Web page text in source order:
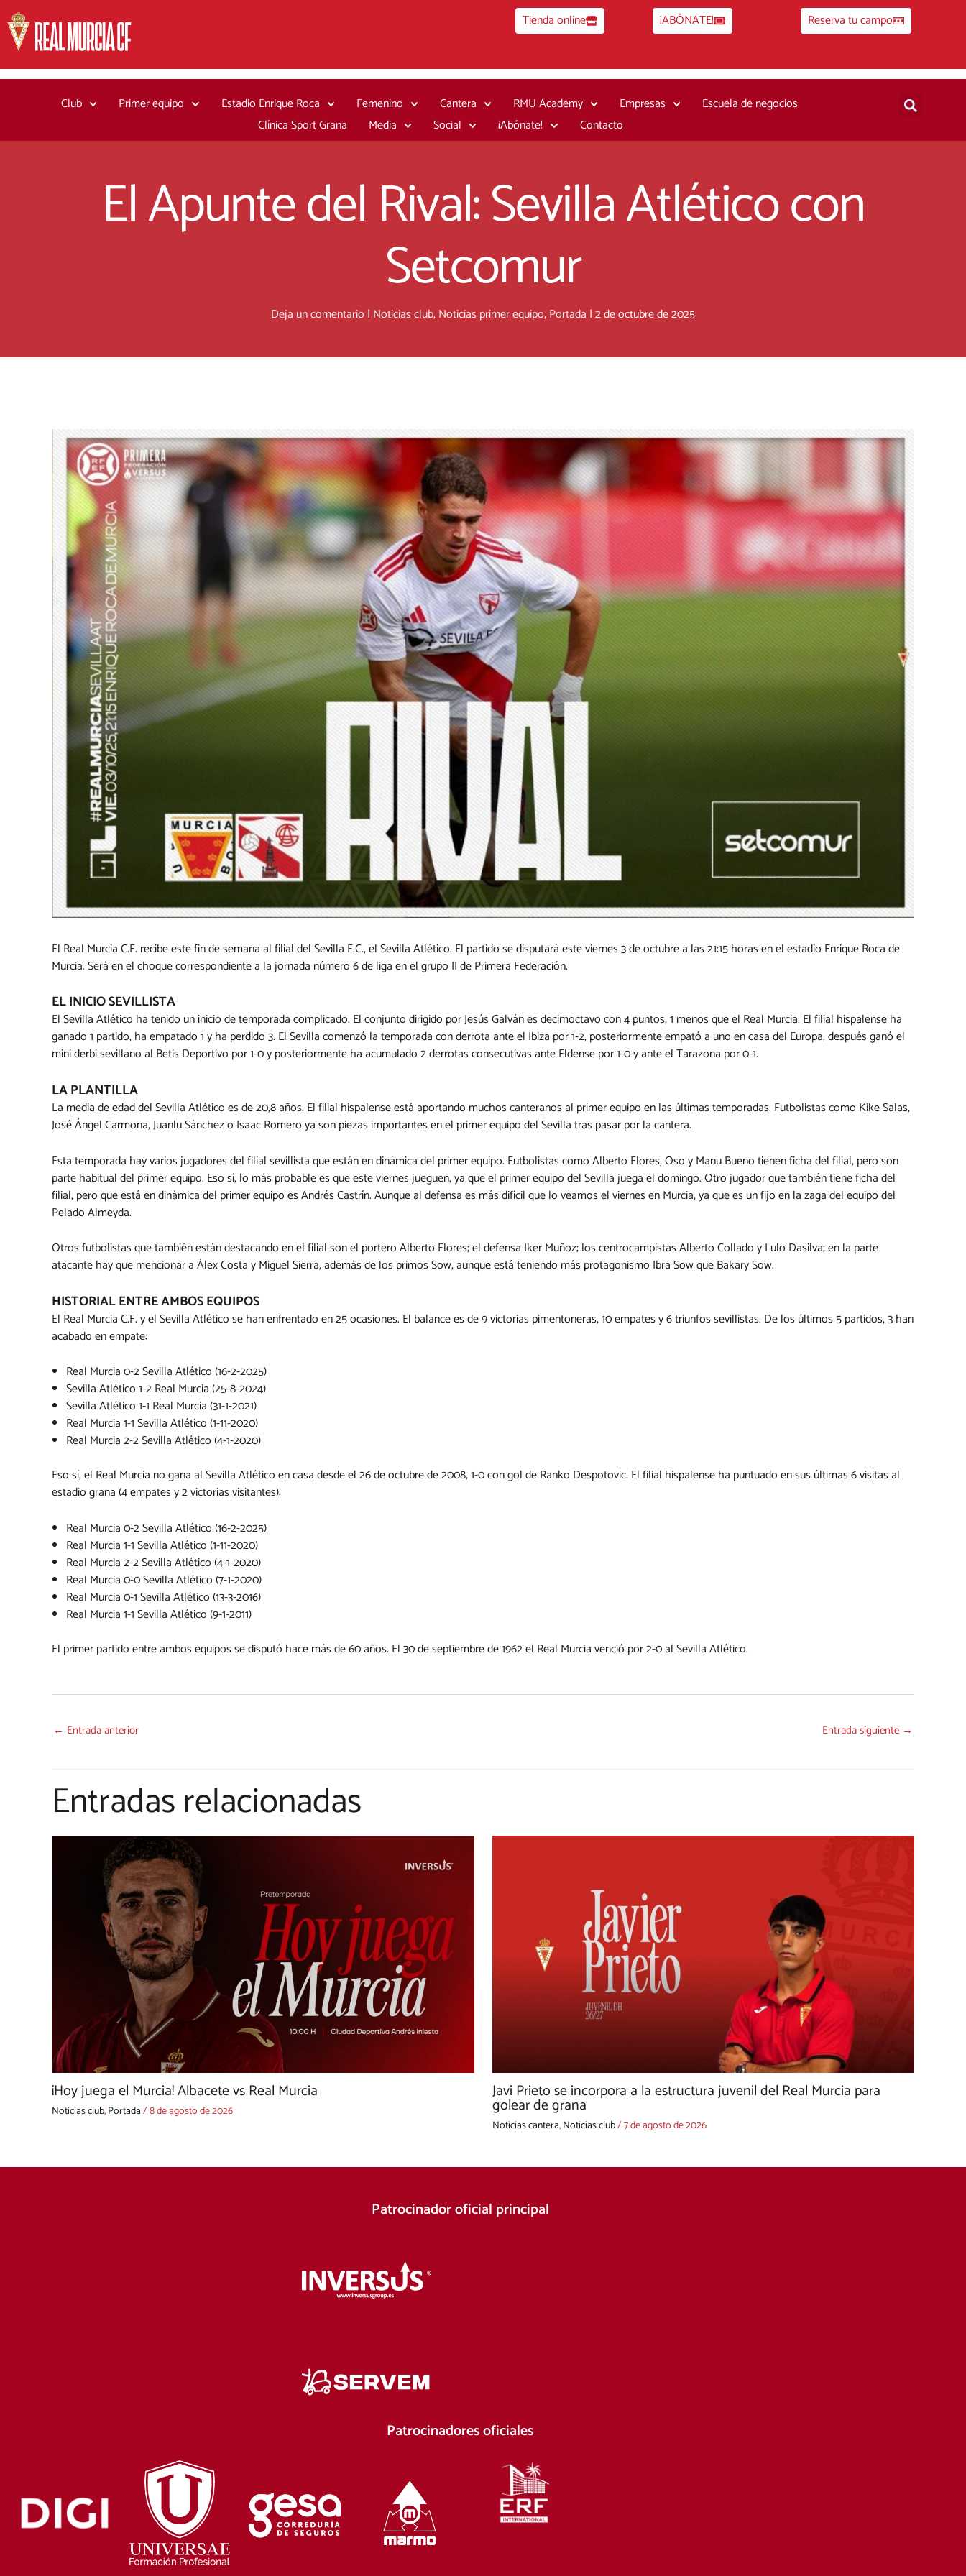
al
contenido
Tienda online ¡ABÓNATE! Reserva tu campo
Club Primer equipo Estadio Enrique Roca Femenino Cantera RMU Academy Empresas
Escuela de negocios
Clínica Sport Grana
Media Social ¡Abónate! Contacto
El Apunte del Rival: Sevilla Atlético con
Setcomur
Deja un comentario | Noticias club,Noticias primer equipo,Portada |2 de octubre de 2025
El Real Murcia C.F. recibe este fin de semana al filial del Sevilla F.C., el Sevilla Atlético. El partido se disputará este viernes 3 de octubre a las 21:15 horas en el estadio Enrique Roca de
Murcia. Será en el choque correspondiente a la jornada número 6 de liga en el grupo II de Primera Federación.
EL INICIO SEVILLISTA
El Sevilla Atlético ha tenido un inicio de temporada complicado. El conjunto dirigido por Jesús Galván es decimoctavo con 4 puntos, 1 menos que el Real Murcia. El filial hispalense ha
ganado 1 partido, ha empatado 1 y ha perdido 3. El Sevilla comenzó la temporada con derrota ante el Ibiza por 1-2, posteriormente empató a uno en casa del Europa, después ganó el
mini derbi sevillano al Betis Deportivo por 1-0 y posteriormente ha acumulado 2 derrotas consecutivas ante Eldense por 1-0 y ante el Tarazona por 0-1.
LA PLANTILLA
La media de edad del Sevilla Atlético es de 20,8 años. El filial hispalense está aportando muchos canteranos al primer equipo en las últimas temporadas. Futbolistas como Kike Salas,
José Ángel Carmona, Juanlu Sánchez o Isaac Romero ya son piezas importantes en el primer equipo del Sevilla tras pasar por la cantera.
Esta temporada hay varios jugadores del filial sevillista que están en dinámica del primer equipo. Futbolistas como Alberto Flores, Oso y Manu Bueno tienen ficha del filial, pero son
parte habitual del primer equipo. Eso sí, lo más probable es que este viernes jueguen, ya que el primer equipo del Sevilla juega el domingo. Otro jugador que también tiene ficha del
filial, pero que está en dinámica del primer equipo es Andrés Castrín. Aunque al defensa es más difícil que lo veamos el viernes en Murcia, ya que es un fijo en la zaga del equipo del
Pelado Almeyda.
Otros futbolistas que también están destacando en el filial son el portero Alberto Flores; el defensa Iker Muñoz; los centrocampistas Alberto Collado y Lulo Dasilva; en la parte
atacante hay que mencionar a Álex Costa y Miguel Sierra, además de los primos Sow, aunque está teniendo más protagonismo Ibra Sow que Bakary Sow.
HISTORIAL ENTRE AMBOS EQUIPOS
El Real Murcia C.F. y el Sevilla Atlético se han enfrentado en 25 ocasiones. El balance es de 9 victorias pimentoneras, 10 empates y 6 triunfos sevillistas. De los últimos 5 partidos, 3 han
acabado en empate:
Real Murcia 0-2 Sevilla Atlético (16-2-2025)
Sevilla Atlético 1-2 Real Murcia (25-8-2024)
Sevilla Atlético 1-1 Real Murcia (31-1-2021)
Real Murcia 1-1 Sevilla Atlético (1-11-2020)
Real Murcia 2-2 Sevilla Atlético (4-1-2020)
Eso sí, el Real Murcia no gana al Sevilla Atlético en casa desde el 26 de octubre de 2008, 1-0 con gol de Ranko Despotovic. El filial hispalense ha puntuado en sus últimas 6 visitas al
estadio grana (4 empates y 2 victorias visitantes):
Real Murcia 0-2 Sevilla Atlético (16-2-2025)
Real Murcia 1-1 Sevilla Atlético (1-11-2020)
Real Murcia 2-2 Sevilla Atlético (4-1-2020)
Real Murcia 0-0 Sevilla Atlético (7-1-2020)
Real Murcia 0-1 Sevilla Atlético (13-3-2016)
Real Murcia 1-1 Sevilla Atlético (9-1-2011)
El primer partido entre ambos equipos se disputó hace más de 60 años. El 30 de septiembre de 1962 el Real Murcia venció por 2-0 al Sevilla Atlético.
← Entrada anterior Entrada siguiente →
Entradas relacionadas
¡Hoy juega el Murcia! Albacete vs Real Murcia
Noticias club,Portada/8 de agosto de 2026
Javi Prieto se incorpora a la estructura juvenil del Real Murcia para
golear de grana
Noticias cantera,Noticias club/7 de agosto de 2026
Patrocinador oficial principal
Patrocinadores oficiales